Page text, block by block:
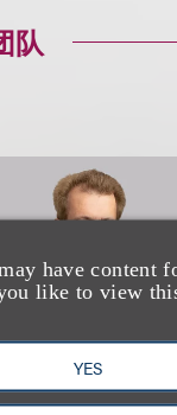
have content
like to view
YES
队